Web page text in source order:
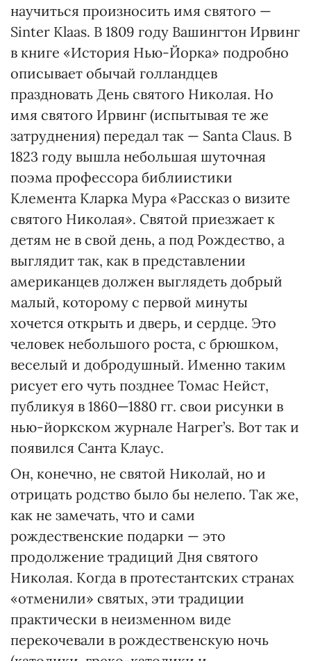
научиться произносить имя святого —
Sinter Klaas. В 1809 году Вашингтон Ирвинг
в книге «История Нью-Йорка» подробно
описывает обычай голландцев
праздновать День святого Ни­колая. Но
имя святого Ирвинг (испытывая те же
затруднения) передал так — Santa Claus. В
1823 году вышла небольшая шуточная
поэма профессора библиистики
Клемента Кларка Мура «Рассказ о визите
святого Николая». Святой приезжает к
детям не в свой день, а под Рождество, а
выглядит так, как в представлении
американцев должен выглядеть добрый
малый, которому с первой минуты
хочется открыть и дверь, и сердце. Это
человек небольшого роста, с брюшком,
веселый и добродушный. Именно таким
рисует его чуть позднее Томас Нейст,
публикуя в 1860—1880 гг. свои рисунки в
нью-йоркс­ком журнале Harper’s. Вот так и
появился Санта Клаус.
Он, конечно, не святой Нико­лай, но и
отрицать родство было бы нелепо. Так же,
как не замечать, что и сами
рождественские подарки — это
продолжение традиций Дня святого
Николая. Когда в протестантских странах
«отменили» святых, эти традиции
практически в неизменном виде
перекочевали в рождественскую ночь